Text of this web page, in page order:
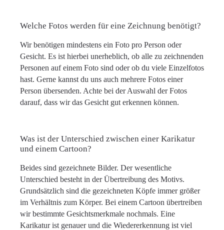
Welche Fotos werden für eine Zeichnung benötigt?
Wir benötigen mindestens ein Foto pro Person oder
Gesicht. Es ist hierbei unerheblich, ob alle zu zeichnenden
Personen auf einem Foto sind oder ob du viele Einzelfotos
hast. Gerne kannst du uns auch mehrere Fotos einer
Person übersenden. Achte bei der Auswahl der Fotos
darauf, dass wir das Gesicht gut erkennen können.
Was ist der Unterschied zwischen einer Karikatur
und einem Cartoon?
Beides sind gezeichnete Bilder. Der wesentliche
Unterschied besteht in der Übertreibung des Motivs.
Grundsätzlich sind die gezeichneten Köpfe immer größer
im Verhältnis zum Körper. Bei einem Cartoon übertreiben
wir bestimmte Gesichtsmerkmale nochmals. Eine
Karikatur ist genauer und die Wiedererkennung ist viel